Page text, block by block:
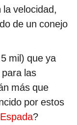
velocidad,
de un conejo
mil) que ya
las
más que
por estos
?